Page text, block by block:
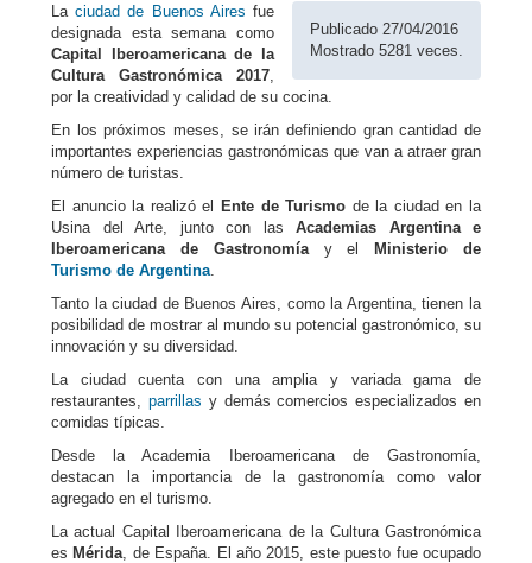
Publicado 27/04/2016
Mostrado 5281 veces.
Laciudad de Buenos Aires fue
designada esta semana como
Capital Iberoamericana de la
Cultura Gastronómica 2017
por la creatividad y calidad de su cocina.
En los próximos meses, se irán definiendo gran cantidad de
importantes experiencias gastronómicas que van a atraer gran
número de turistas.
El anuncio la realizó el
Ente de Turismo de la ciudad en la
Usina del Arte, junto con las Academias Argentina e
Iberoamericana de Gastronomíay el
Ministerio de
Turismo de Argentina
Tanto la ciudad de Buenos Aires, como la Argentina, tienen la
posibilidad de mostrar al mundo su potencial gastronómico, su
innovación y su diversidad.
La ciudad cuenta con una amplia y variada gama de
restaurantes, parrillas y demás comercios especializados en
comidas típicas.
Desde la Academia Iberoamericana de Gastronomía,
destacan la importancia de la gastronomía como valor
agregado en el turismo.
La actual Capital Iberoamericana de la Cultura Gastronómica
es Mérida , de España. El año 2015, este puesto fue ocupado